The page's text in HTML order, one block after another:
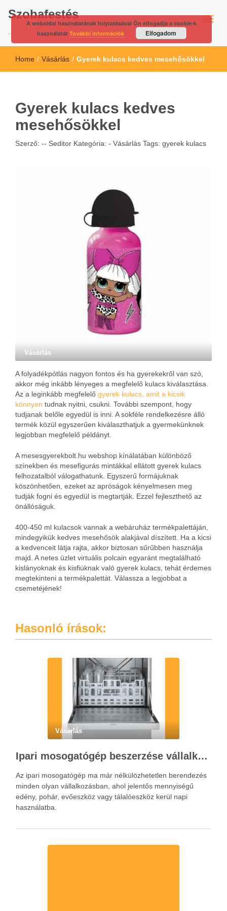
Szobafestés
Home / Vásárlás / Gyerek kulacs kedves mesehősökkel
Gyerek kulacs kedves
mesehősökkel
Szerző: -- Seditor Kategória: - Vásárlás Tags: gyerek kulacs
Vásárlás
A folyadékpótlás nagyon fontos és ha gyerekekről van szó,
akkor még inkább lényeges a megfelelő kulacs kiválasztása.
Az a leginkább megfelelő gyerek kulacs, amit a kicsik
könnyen tudnak nyitni, csukni. További szempont, hogy
tudjanak belőle egyedül is inni. A sokféle rendelkezésre álló
termék közül egyszerűen kiválaszthatjuk a gyermekünknek
legjobban megfelelő példányt.
A mesesgyerekbolt.hu webshop kínálatában különböző
színekben és mesefigurás mintákkal ellátott gyerek kulacs
felhozatalból válogathatunk. Egyszerű formájuknak
köszönhetően, ezeket az apróságok kényelmesen meg
tudják fogni és egyedül is megtartják. Ezzel fejleszthető az
önállóságuk.
400-450 ml kulacsok vannak a webáruház termékpalettáján,
mindegyikük kedves mesehősök alakjával díszített. Ha a kicsi
a kedvenceit látja rajta, akkor biztosan sűrűbben használja
majd. A netes üzlet virtuális polcain egyaránt megtalálható
kislányoknak és kisfiúknak való gyerek kulacs, tehát érdemes
megtekinteni a termékpalettát. Válassza a legjobbat a
csemetéjének!
Hasonló írások:
Vásárlás
Ipari mosogatógép beszerzése vállalkozásoknak a hatékony konyhai működéshez
Az ipari mosogatógép ma már nélkülözhetetlen berendezés
minden olyan vállalkozásban, ahol jelentős mennyiségű
edény, pohár, evőeszköz vagy tálalóeszköz kerül napi
használatba.
A weboldal használatának folytatásával Ön elfogadja a cookie-k
használatát További információk Elfogadom